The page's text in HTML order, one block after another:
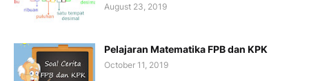
August 23, 2019
Pelajaran Matematika FPB dan KPK
October 11, 2019